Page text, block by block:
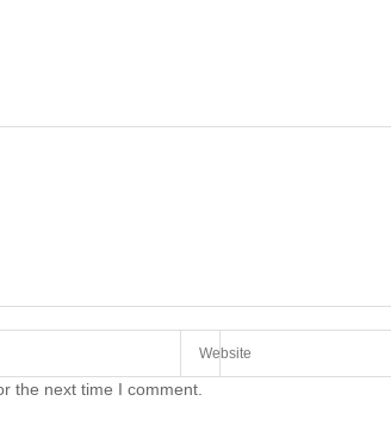
the next time I comment.